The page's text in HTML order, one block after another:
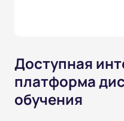
Доступная
платформа
обучения